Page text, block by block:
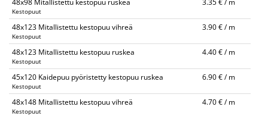
48x98 Mitallistettu kestopuu ruskea
Kestopuut
3.35 € / m
48x123 Mitallistettu kestopuu vihreä
Kestopuut
3.90 € / m
48x123 Mitallistettu kestopuu ruskea
Kestopuut
4.40 € / m
45x120 Kaidepuu pyöristetty kestopuu ruskea
Kestopuut
6.90 € / m
48x148 Mitallistettu kestopuu vihreä
Kestopuut
4.70 € / m